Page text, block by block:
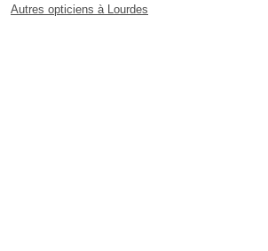
Autres opticiens à Lourdes